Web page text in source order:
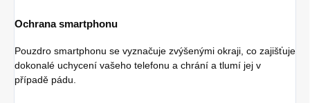
Ochrana smartphonu
Pouzdro smartphonu se vyznačuje zvýšenými okraji, co zajišťuje
dokonalé uchycení vašeho telefonu a chrání a tlumí jej v
případě pádu.